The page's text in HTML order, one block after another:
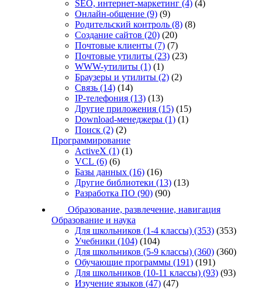
SEO, интернет-маркетинг (4) (4)
Онлайн-общение (9) (9)
Родительский контроль (8) (8)
Создание сайтов (20) (20)
Почтовые клиенты (7) (7)
Почтовые утилиты (23) (23)
WWW-утилиты (1) (1)
Браузеры и утилиты (2) (2)
Связь (14) (14)
IP-телефония (13) (13)
Другие приложения (15) (15)
Download-менеджеры (1) (1)
Поиск (2) (2)
Программирование
ActiveX (1) (1)
VCL (6) (6)
Базы данных (16) (16)
Другие библиотеки (13) (13)
Разработка ПО (90) (90)
Образование, развлечение, навигация
Образование и наука
Для школьников (1-4 классы) (353) (353)
Учебники (104) (104)
Для школьников (5-9 классы) (360) (360)
Обучающие программы (191) (191)
Для школьников (10-11 классы) (93) (93)
Изучение языков (47) (47)